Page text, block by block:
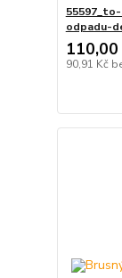
odpadu-
110,00
90,91 Kč